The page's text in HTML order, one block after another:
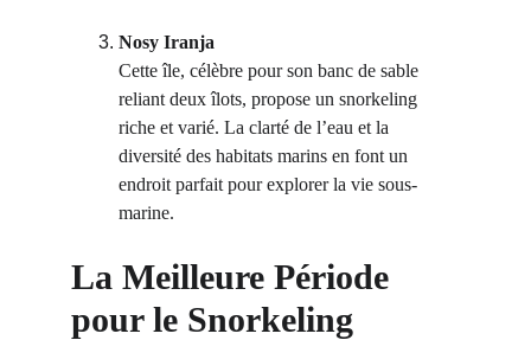
Nosy Iranja
Cette île, célèbre pour son banc de sable
reliant deux îlots, propose un snorkeling
riche et varié. La clarté de l’eau et la
diversité des habitats marins en font un
endroit parfait pour explorer la vie sous-
marine.
La Meilleure Période
pour le Snorkeling